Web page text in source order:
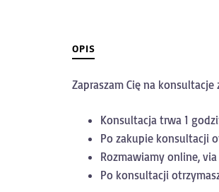
OPIS
Zapraszam Cię na
Konsultacja trwa 1
Po zakupie konsultacji
Rozmawiamy online,
Po konsultacji